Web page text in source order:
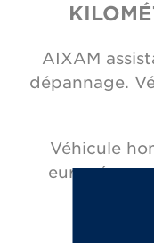
AIXAM
dépannage.
Véhicule